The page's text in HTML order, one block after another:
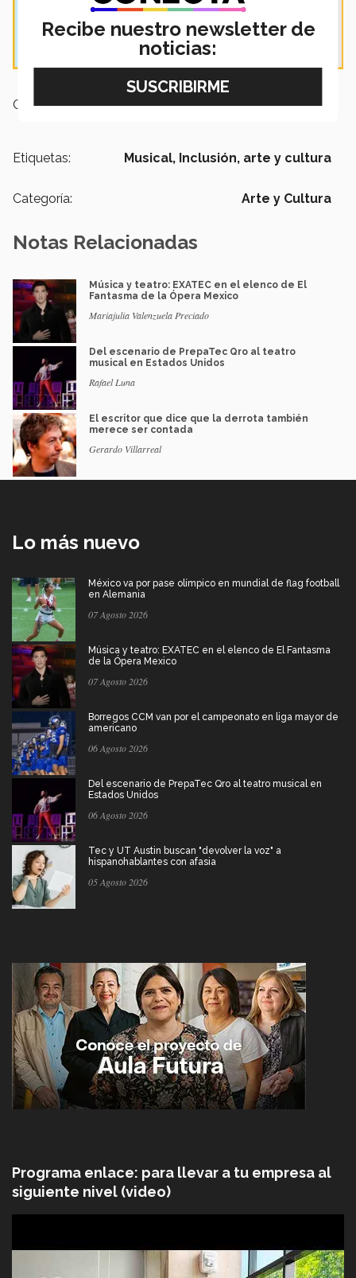
Campus: Monterrey
Etiquetas: Musical, Inclusión, arte y cultura
Categoría: Arte y Cultura
Notas Relacionadas
Música y teatro: EXATEC en el elenco de El
Fantasma de la Ópera Mexico
Mariajulia Valenzuela Preciado
Del escenario de PrepaTec Qro al teatro
musical en Estados Unidos
Rafael Luna
El escritor que dice que la derrota también
merece ser contada
Gerardo Villarreal
Lo más nuevo
México va por pase olímpico en mundial de flag football
en Alemania
07 Agosto 2026
Música y teatro: EXATEC en el elenco de El Fantasma
de la Ópera Mexico
07 Agosto 2026
Borregos CCM van por el campeonato en liga mayor de
americano
06 Agosto 2026
Del escenario de PrepaTec Qro al teatro musical en
Estados Unidos
06 Agosto 2026
Tec y UT Austin buscan "devolver la voz" a
hispanohablantes con afasia
05 Agosto 2026
Programa enlace: para llevar a tu empresa al
siguiente nivel (video)
Recibe nuestro newsletter de
noticias: